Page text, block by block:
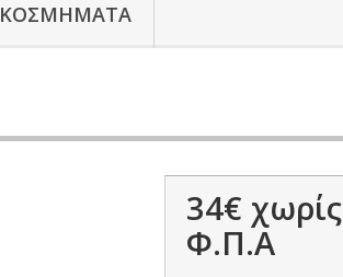
ΚΟΣΜΗΜΑΤΑ
34€ χωρίς
Φ.Π.Α